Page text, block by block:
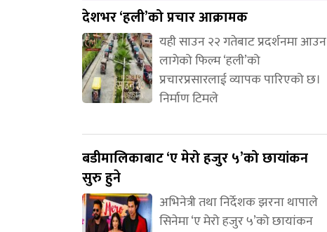
देशभर ‘हली’को प्रचार आक्रामक
यही साउन २२ गतेबाट प्रदर्शनमा आउन
लागेको फिल्म ‘हली’को
प्रचारप्रसारलाई व्यापक पारिएको छ।
निर्माण टिमले
बडीमालिकाबाट ‘ए मेरो हजुर ५’को छायांकन
सुरु हुने
अभिनेत्री तथा निर्देशक झरना थापाले
सिनेमा ‘ए मेरो हजुर ५’को छायांकन